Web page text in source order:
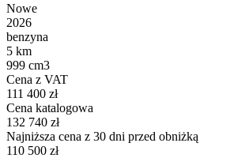
Nowe
2026
benzyna
5 km
999 cm3
Cena z VAT
111 400 zł
Cena katalogowa
132 740 zł
Najniższa cena z 30 dni przed obniżką
110 500 zł